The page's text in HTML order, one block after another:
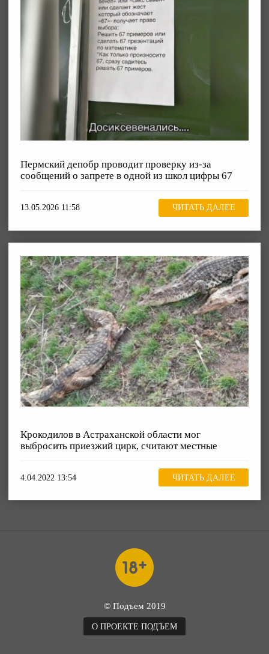
Пермский депобр проводит проверку из-за
сообщений о запрете в одной из школ цифры 67
13.05.2026 11:58 ЧИТАТЬ ДАЛЕЕ
Крокодилов в Астраханской области мог
выбросить приезжий цирк, считают местные
4.04.2022 13:54 ЧИТАТЬ ДАЛЕЕ
© Подъем 2019
О ПРОЕКТЕ ПОДЪЕМ